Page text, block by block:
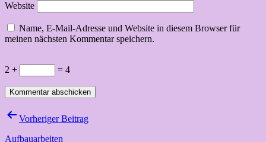
Website
Name, E-Mail-Adresse und Website in diesem Browser für
meinen nächsten Kommentar speichern.
2 + = 4
Beitragsnavigation
Vorheriger Beitrag
Aufbauarbeiten